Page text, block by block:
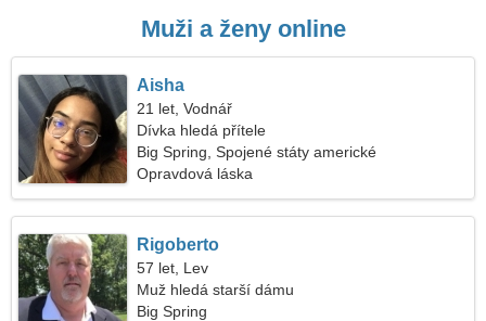
Muži a ženy online
Aisha
21 let, Vodnář
Dívka hledá přítele
Big Spring, Spojené státy americké
Opravdová láska
Rigoberto
57 let, Lev
Muž hledá starší dámu
Big Spring